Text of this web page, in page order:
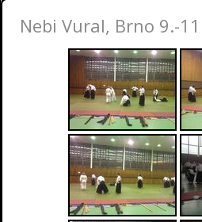
Nebi Vural, Brno 9.-